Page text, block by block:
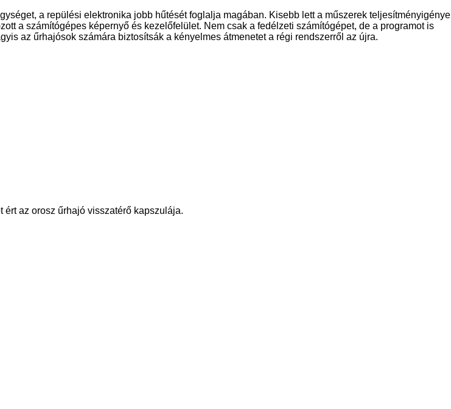
a repülési elektronika jobb hűtését foglalja magában. Kisebb lett a műszerek teljesítményigénye
a számítógépes képernyő és kezelőfelület. Nem csak a fedélzeti számítógépet, de a programot is
az űrhajósok számára biztosítsák a kényelmes átmenetet a régi rendszerről az újra.
az orosz űrhajó visszatérő kapszulája.